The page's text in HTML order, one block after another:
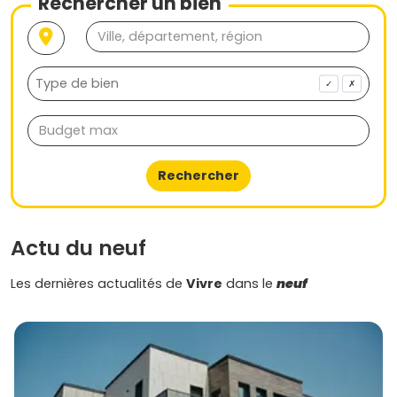
sereinement.
✓ ✗
Rechercher
Actu du neuf
Les dernières actualités de Vivre dans le neuf